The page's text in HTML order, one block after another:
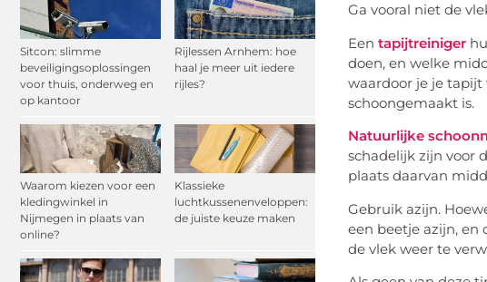
Sitcon: slimme
beveiligingsoplossingen
voor thuis, onderweg en
op kantoor
Rijlessen Arnhem: hoe
haal je meer uit iedere
rijles?
Waarom kiezen voor een
kledingwinkel in
Nijmegen in plaats van
online?
Klassieke
luchtkussenenveloppen:
de juiste keuze maken
Ga vooral niet de
Een tapijtreiniger
doen, en welke
waardoor je je
schoongemaakt is.
Natuurlijke
schadelijk zijn voor
plaats daarvan
Gebruik azijn.
een beetje azijn, en
de vlek weer te